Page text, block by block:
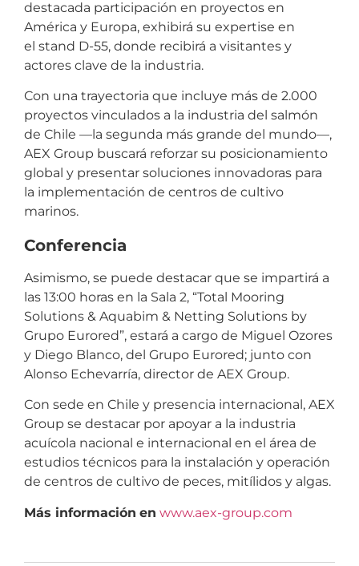
destacada participación en proyectos en
América y Europa, exhibirá su expertise en
el stand D-55, donde recibirá a visitantes y
actores clave de la industria.
Con una trayectoria que incluye más de 2.000
proyectos vinculados a la industria del salmón
de Chile —la segunda más grande del mundo—,
AEX Group buscará reforzar su posicionamiento
global y presentar soluciones innovadoras para
la implementación de centros de cultivo
marinos.
Conferencia
Asimismo, se puede destacar que se impartirá a
las 13:00 horas en la Sala 2, “Total Mooring
Solutions & Aquabim & Netting Solutions by
Grupo Eurored”, estará a cargo de Miguel Ozores
y Diego Blanco, del Grupo Eurored; junto con
Alonso Echevarría, director de AEX Group.
Con sede en Chile y presencia internacional, AEX
Group se destacar por apoyar a la industria
acuícola nacional e internacional en el área de
estudios técnicos para la instalación y operación
de centros de cultivo de peces, mitílidos y algas.
Más información en www.aex-group.com